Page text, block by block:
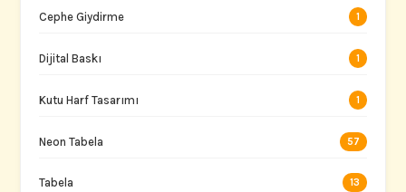
Cephe Giydirme 1
Dijital Baskı 1
Kutu Harf Tasarımı 1
Neon Tabela 57
Tabela 13